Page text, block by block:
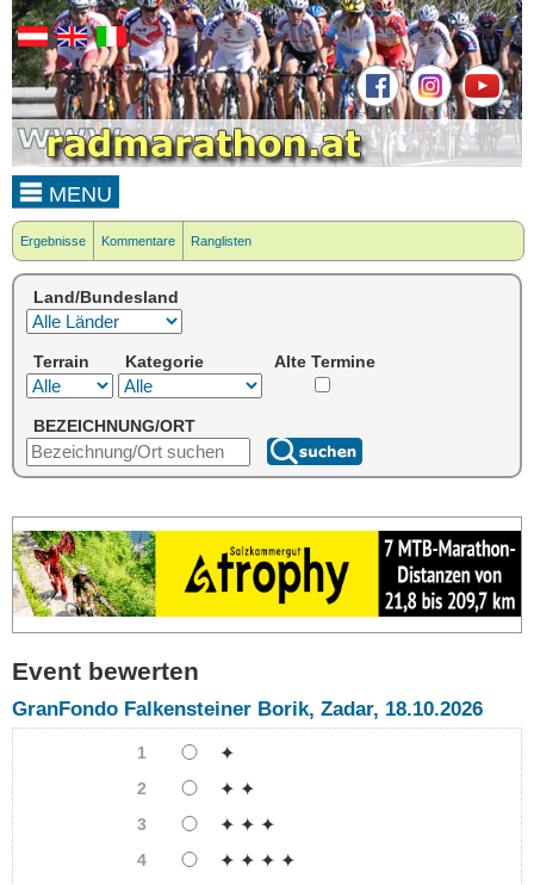
MENU
Ergebnisse Kommentare Ranglisten
Land/Bundesland
Terrain Kategorie Alte Termine
BEZEICHNUNG/ORT
Event bewerten
GranFondo Falkensteiner Borik, Zadar, 18.10.2026
1 ✦
2 ✦ ✦
3 ✦ ✦ ✦
4 ✦ ✦ ✦ ✦